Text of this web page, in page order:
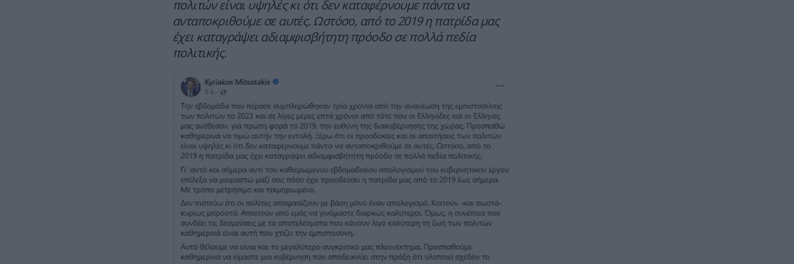
πολιτών είναι υψηλές κι ότι δεν καταφέρνουμε πάντα να
ανταποκριθούμε σε αυτές. Ωστόσο, από το 2019 η πατρίδα μας
έχει καταγράψει αδιαμφισβήτητη πρόοδο σε πολλά πεδία
πολιτικής.